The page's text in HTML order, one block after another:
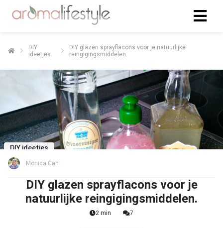
DIY
ideetjes
DIY glazen sprayflacons voor je natuurlijke
reingigingsmiddelen.
DIY ideetjes
Monica Can
DIY glazen sprayflacons voor je
natuurlijke reingigingsmiddelen.
2 min 7